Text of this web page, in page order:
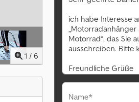
1 / 6
Name*